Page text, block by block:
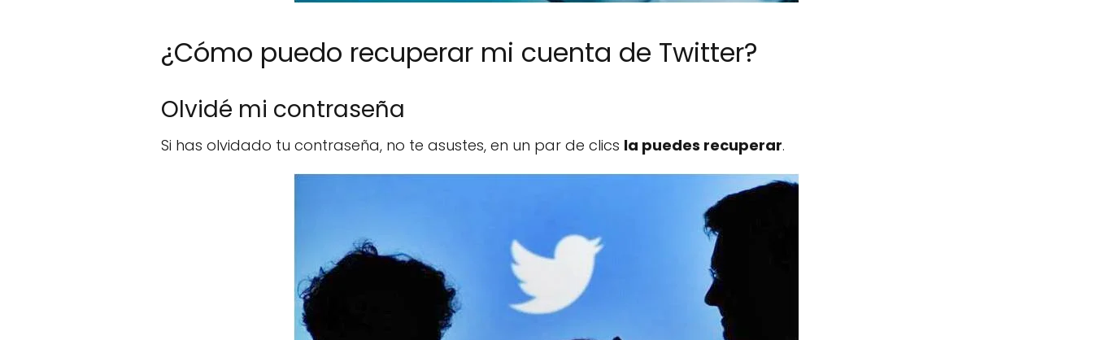
¿Cómo puedo recuperar mi cuenta de Twitter?
Olvidé mi contraseña
Si has olvidado tu contraseña, no te asustes, en un par de clics la puedes recuperar.